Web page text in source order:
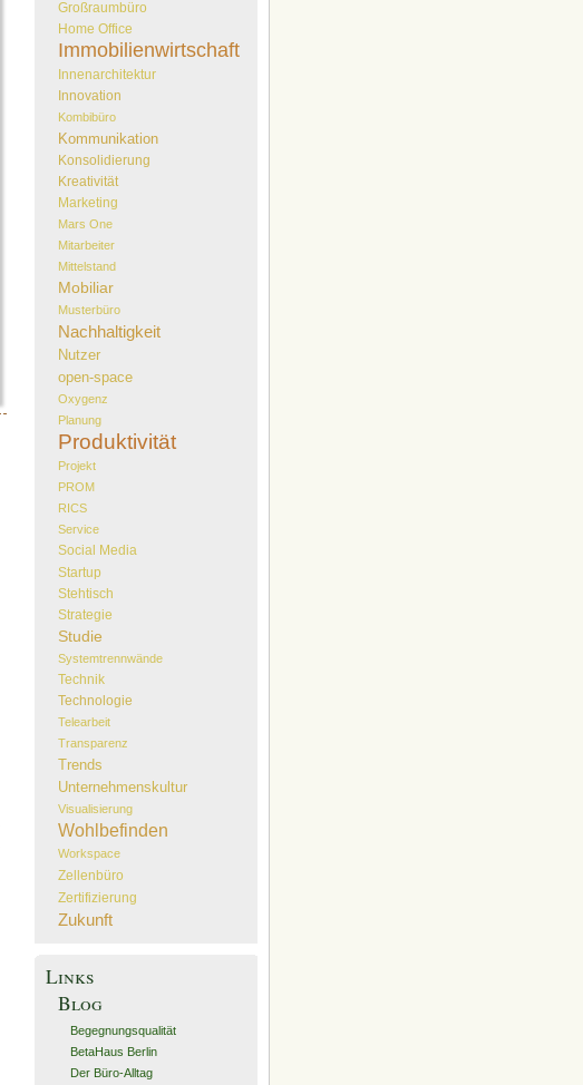
Großraumbüro
Home Office
Immobilienwirtschaft
Innenarchitektur
Innovation
Kombibüro
Kommunikation
Konsolidierung
Kreativität
Marketing
Mars One
Mitarbeiter
Mittelstand
Mobiliar
Musterbüro
Nachhaltigkeit
Nutzer
open-space
Oxygenz
Planung
Produktivität
Projekt
PROM
RICS
Service
Social Media
Startup
Stehtisch
Strategie
Studie
Systemtrennwände
Technik
Technologie
Telearbeit
Transparenz
Trends
Unternehmenskultur
Visualisierung
Wohlbefinden
Workspace
Zellenbüro
Zertifizierung
Zukunft
Links
Blog
Begegnungsqualität
BetaHaus Berlin
Der Büro-Alltag